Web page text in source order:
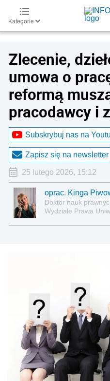
Kategorie
Zlecenie,
umowa o
reformą
pracodawcy i
Subskrybuj nas na
Zapisz się na newsletter
25 lutego 2026, 15:12
oprac. Kinga
Doktor nauk
Wydziale Prawa